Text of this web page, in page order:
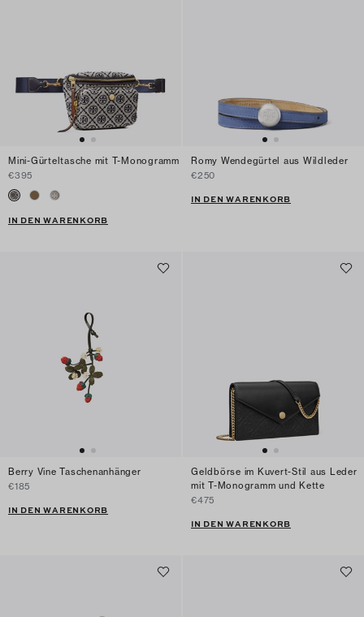
Mini-Gürteltasche mit T-Monogramm
€395
IN DEN WARENKORB
Romy Wendegürtel aus Wildleder
€250
IN DEN WARENKORB
Berry Vine Taschenanhänger
€185
IN DEN WARENKORB
Geldbörse im Kuvert-Stil aus Leder
mit T-Monogramm und Kette
€475
IN DEN WARENKORB